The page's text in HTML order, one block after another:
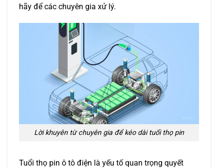
hãy để các chuyên gia xử lý.
Lời khuyên từ chuyên gia để kéo dài tuổi thọ pin
Tuổi thọ pin ô tô điện là yếu tố quan trọng quyết